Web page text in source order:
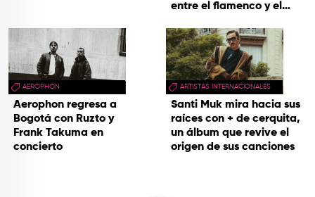
AEROPHON
Aerophon regresa a
Bogotá con Ruzto y
Frank Takuma en
concierto
entre el flamenco y el
ARTISTAS INTERNACIONALES
Santi Muk mira hacia sus
raíces con + de cerquita,
un álbum que revive el
origen de sus canciones